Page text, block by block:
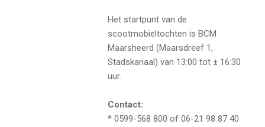
Het startpunt van de
scootmobieltochten is BCM
Maarsheerd (Maarsdreef 1,
Stadskanaal) van 13:00 tot ± 16:30
uur.
Contact:
* 0599-568 800 of 06-21 98 87 40